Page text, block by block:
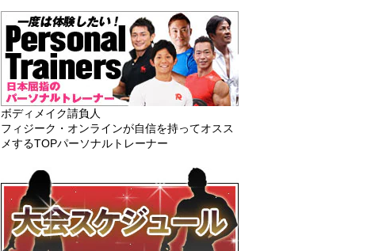
ボディメイク請負人
フィジーク・オンラインが自信を持ってオスス
メするTOPパーソナルトレーナー